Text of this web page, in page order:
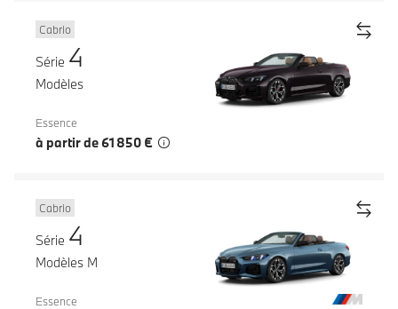
Cabrio
Série 4
Modèles
Essence
à partir de 61 850 €
Cabrio
Série 4
Modèles M
Essence